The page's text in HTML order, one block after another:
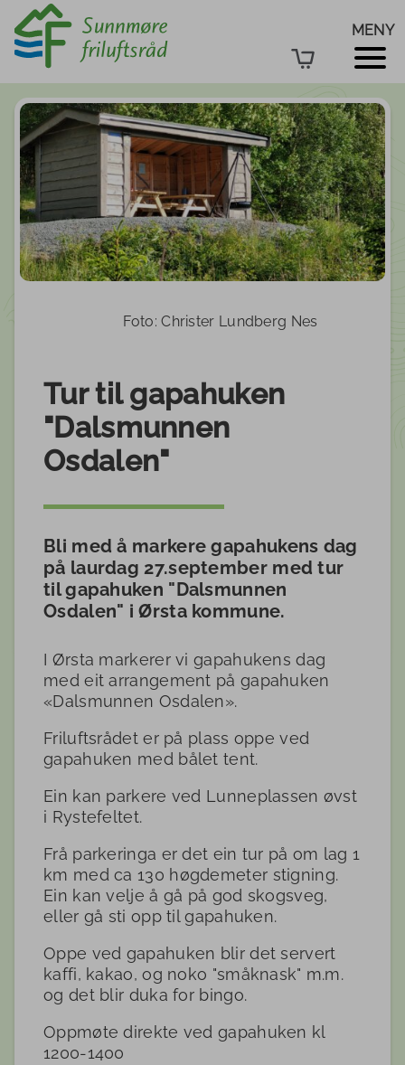
MENY
Foto: Christer Lundberg Nes
Tur til gapahuken
"Dalsmunnen
Osdalen"
Bli med å markere gapahukens dag
på laurdag 27.september med tur
til gapahuken "Dalsmunnen
Osdalen" i Ørsta kommune.
I Ørsta markerer vi gapahukens dag
med eit arrangement på gapahuken
«Dalsmunnen Osdalen».
Friluftsrådet er på plass oppe ved
gapahuken med bålet tent.
Ein kan parkere ved Lunneplassen øvst
i Rystefeltet.
Frå parkeringa er det ein tur på om lag 1
km med ca 130 høgdemeter stigning.
Ein kan velje å gå på god skogsveg,
eller gå sti opp til gapahuken.
Oppe ved gapahuken blir det servert
kaffi, kakao, og noko "småknask" m.m.
og det blir duka for bingo.
Oppmøte direkte ved gapahuken kl
1200-1400